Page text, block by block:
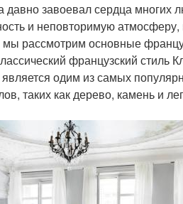
давно завоевал сердца многих
и неповторимую
рассмотрим основные
французский стиль
одим из самых
таких как дерево, камень и